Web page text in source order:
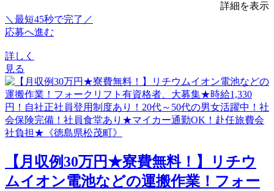
詳細を表示
＼最短45秒で完了／
応募へ進む
詳しく
見る
【月収例30万円★寮費無料！】リチウ
ムイオン電池などの運搬作業！フォー